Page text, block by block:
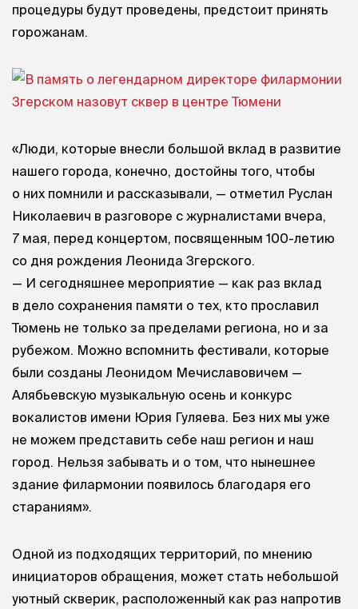
процедуры будут проведены, предстоит принять
горожанам.
«Люди, которые внесли большой вклад в развитие
нашего города, конечно, достойны того, чтобы
о них помнили и рассказывали, — отметил Руслан
Николаевич в разговоре с журналистами вчера,
7 мая, перед концертом, посвященным 100-летию
со дня рождения Леонида Згерского.
— И сегодняшнее мероприятие — как раз вклад
в дело сохранения памяти о тех, кто прославил
Тюмень не только за пределами региона, но и за
рубежом. Можно вспомнить фестивали, которые
были созданы Леонидом Мечиславовичем —
Алябьевскую музыкальную осень и конкурс
вокалистов имени Юрия Гуляева. Без них мы уже
не можем представить себе наш регион и наш
город. Нельзя забывать и о том, что нынешнее
здание филармонии появилось благодаря его
стараниям».
Одной из подходящих территорий, по мнению
инициаторов обращения, может стать небольшой
уютный скверик, расположенный как раз напротив